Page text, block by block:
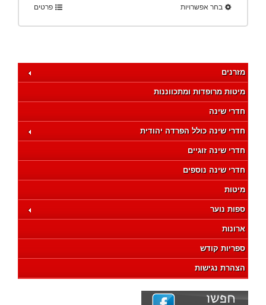
בחר אפשרויות פרטים
מזרנים
מיטות מרופדות ומתכווננות
חדרי שינה
חדרי שינה כולל הפרדה יהודית
חדרי שינה זוגיים
חדרי שינה נוספים
מיטות
ספות נוער
ארונות
ספריות קודש
הצהרת נגישות